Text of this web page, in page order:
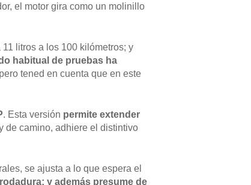
el motor gira como un molinillo
litros a los 100 kilómetros; y
habitual de pruebas ha
tened en cuenta que en este
. Esta versión permite extender
de camino, adhiere el distintivo
se ajusta a lo que espera el
y además presume de